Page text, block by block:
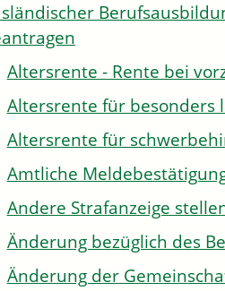
Altersrente - Rente bei
Altersrente für besonders
Altersrente für
Amtliche
Andere Strafanzeige
Änderung bezüglich des
Änderung der